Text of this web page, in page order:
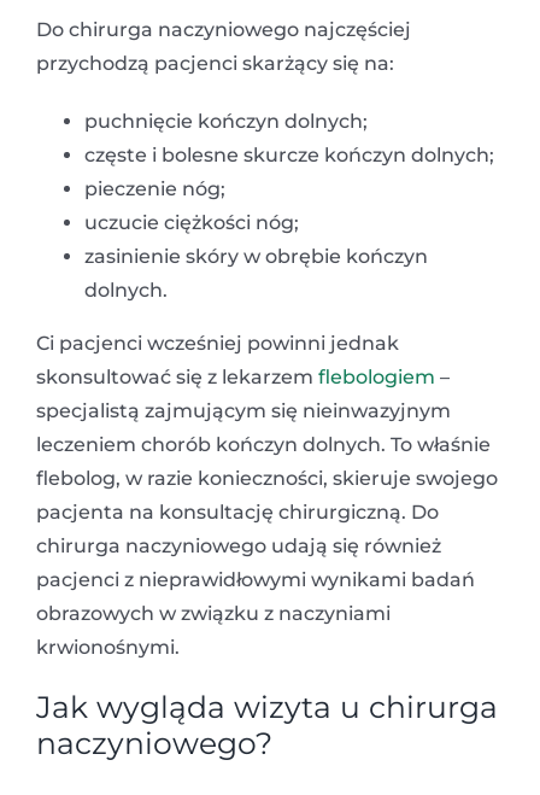
Do chirurga naczyniowego najczęściej
przychodzą pacjenci skarżący się na:
puchnięcie kończyn dolnych;
częste i bolesne skurcze kończyn dolnych;
pieczenie nóg;
uczucie ciężkości nóg;
zasinienie skóry w obrębie kończyn
dolnych.
Ci pacjenci wcześniej powinni jednak
skonsultować się z lekarzem flebologiem –
specjalistą zajmującym się nieinwazyjnym
leczeniem chorób kończyn dolnych. To właśnie
flebolog, w razie konieczności, skieruje swojego
pacjenta na konsultację chirurgiczną. Do
chirurga naczyniowego udają się również
pacjenci z nieprawidłowymi wynikami badań
obrazowych w związku z naczyniami
krwionośnymi.
Jak wygląda wizyta u chirurga
naczyniowego?